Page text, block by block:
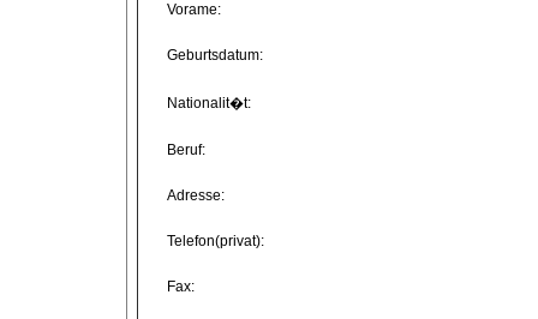
Vorame:
Geburtsdatum:
Nationalit�t:
Beruf:
Adresse:
Telefon(privat):
Fax: